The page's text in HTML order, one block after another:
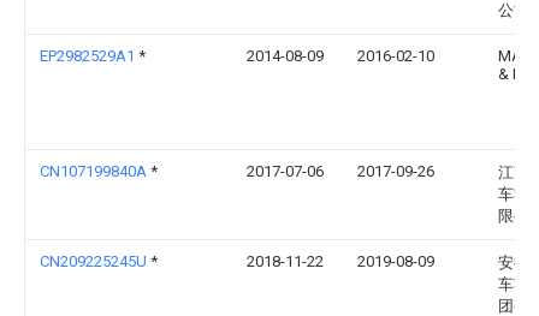
公司
EP2982529A1 * 2014-08-09 2016-02-10
MAN
&
CN107199840A * 2017-07-06 2017-09-26
江苏
车零
限公
CN209225245U * 2018-11-22 2019-08-09
安徽
车零
团有